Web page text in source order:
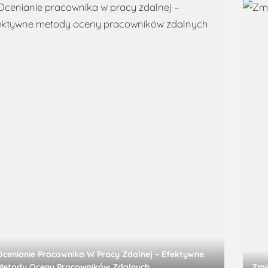
Pracownika W Pracy Zdalnej – Efektywne